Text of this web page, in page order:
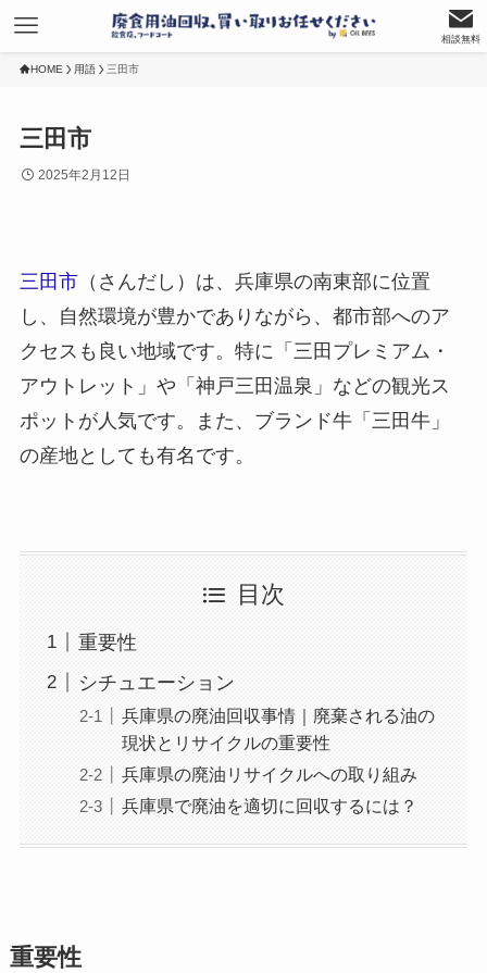
相談無料
HOME 用語 三田市
三田市
2025年2月12日
三田市（さんだし）は、兵庫県の南東部に位置
し、自然環境が豊かでありながら、都市部へのア
クセスも良い地域です。特に「三田プレミアム・
アウトレット」や「神戸三田温泉」などの観光ス
ポットが人気です。また、ブランド牛「三田牛」
の産地としても有名です。
目次
重要性
シチュエーション
兵庫県の廃油回収事情｜廃棄される油の
現状とリサイクルの重要性
兵庫県の廃油リサイクルへの取り組み
兵庫県で廃油を適切に回収するには？
重要性